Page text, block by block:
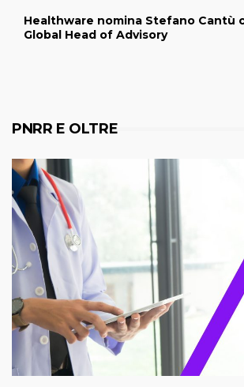
Healthware nomina Stefano Cantù
Global Head of Advisory
PNRR E OLTRE